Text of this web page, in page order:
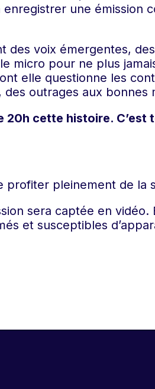
une émission
des voix émergentes,
micro pour ne plus
elle questionne les
des outrages aux
20h cette histoire.
profiter pleinement de la
sera captée en
et susceptibles